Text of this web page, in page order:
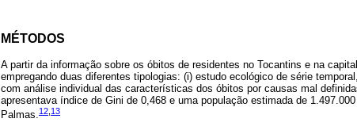
MÉTODOS
A partir da informação sobre os óbitos de residentes no Tocantins e na
empregando duas diferentes tipologias: (i) estudo ecológico de série
com análise individual das características dos óbitos por causas mal
apresentava índice de Gini de 0,468 e uma população estimada de
Palmas.12 13